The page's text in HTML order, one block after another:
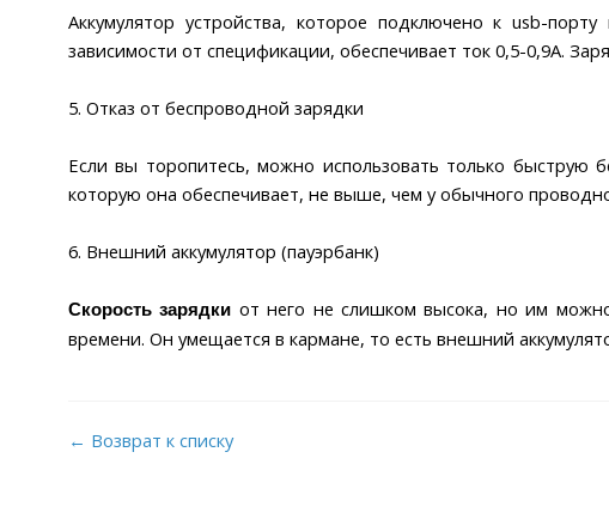
Аккумулятор устройства, которое подключено к usb-
зависимости от спецификации, обеспечивает ток 0,5-0,9А.
5. Отказ от беспроводной зарядки
Если вы торопитесь, можно использовать только быструю
которую она обеспечивает, не выше, чем у обычного
6. Внешний аккумулятор (пауэрбанк)
Скорость зарядки от него не слишком высока, но им
времени. Он умещается в кармане, то есть внешний
← Возврат к списку